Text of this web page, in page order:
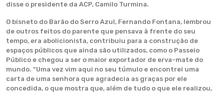
disse o presidente da ACP, Camilo Turmina.
O bisneto do Barão do Serro Azul, Fernando Fontana, lembrou
de outros feitos do parente que pensava à frente do seu
tempo, era abolicionista, contribuiu para a construção de
espaços públicos que ainda são utilizados, como o Passeio
Público e chegou a ser o maior exportador de erva-mate do
mundo. “Uma vez vim aqui no seu túmulo e encontrei uma
carta de uma senhora que agradecia as graças por ele
concedida, o que mostra que, além de tudo o que ele realizou,